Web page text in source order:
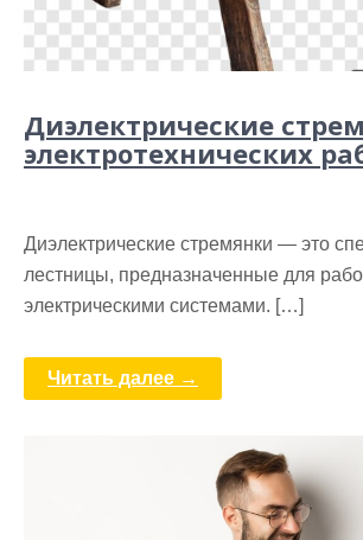
Диэлектрические
электротехнических
Диэлектрические стремянки — это
лестницы, предназначенные для
электрическими системами. […]
Читать далее →